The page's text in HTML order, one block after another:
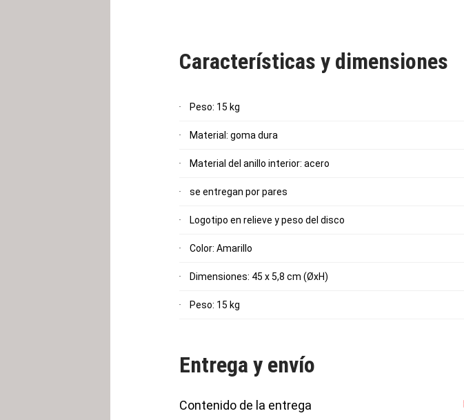
Características y dimensiones
Peso: 15 kg
Material: goma dura
Material del anillo interior: acero
se entregan por pares
Logotipo en relieve y peso del disco
Color: Amarillo
Dimensiones: 45 x 5,8 cm (ØxH)
Peso: 15 kg
Entrega y envío
Contenido de la entrega